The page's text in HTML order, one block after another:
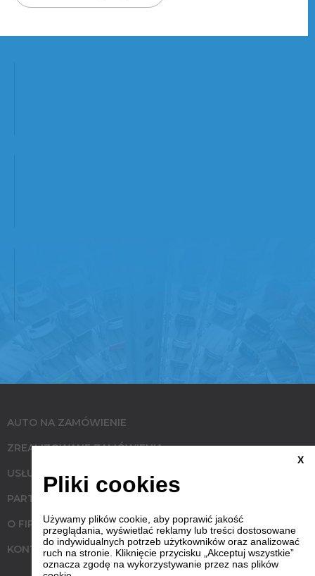
AUTO NA ZAMÓWIENIE
ZREALIZOWANE ZAMÓWIENIA
USŁUGI
PARTNERZY
O FIRMIE
KONTAKT
X
Pliki cookies
Używamy plików cookie, aby poprawić jakość
przeglądania, wyświetlać reklamy lub treści dostosowane
do indywidualnych potrzeb użytkowników oraz analizować
ruch na stronie. Kliknięcie przycisku „Akceptuj wszystkie”
oznacza zgodę na wykorzystywanie przez nas plików